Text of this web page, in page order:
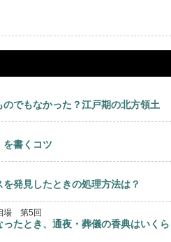
のでもなかった？江戸期の北方領土
を書くコツ
発見したときの処理方法は？
場 第5回
たとき、通夜・葬儀の香典はいくら